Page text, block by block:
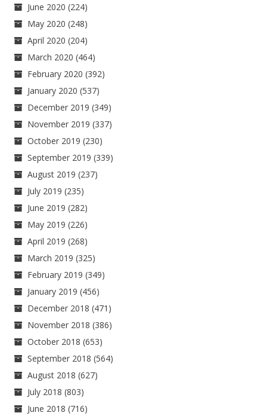
June 2020 (224)
May 2020 (248)
April 2020 (204)
March 2020 (464)
February 2020 (392)
January 2020 (537)
December 2019 (349)
November 2019 (337)
October 2019 (230)
September 2019 (339)
August 2019 (237)
July 2019 (235)
June 2019 (282)
May 2019 (226)
April 2019 (268)
March 2019 (325)
February 2019 (349)
January 2019 (456)
December 2018 (471)
November 2018 (386)
October 2018 (653)
September 2018 (564)
August 2018 (627)
July 2018 (803)
June 2018 (716)